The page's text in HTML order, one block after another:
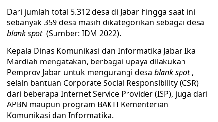
Dari jumlah total 5.312 desa di Jabar hingga saat ini
sebanyak 359 desa masih dikategorikan sebagai desa
blank spot(Sumber: IDM 2022).
Kepala Dinas Komunikasi dan Informatika Jabar Ika
Mardiah mengatakan, berbagai upaya dilakukan
Pemprov Jabar untuk mengurangi desa blank spot,
selain bantuan Corporate Social Responsibility (CSR)
dari beberapa Internet Service Provider (ISP), juga dari
APBN maupun program BAKTI Kementerian
Komunikasi dan Informatika.